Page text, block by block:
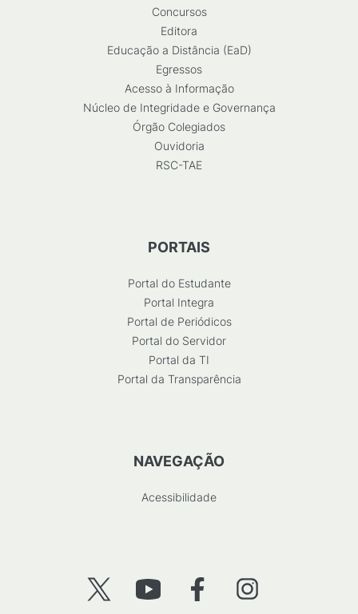
Concursos
Editora
Educação a Distância (EaD)
Egressos
Acesso à Informação
Núcleo de Integridade e Governança
Órgão Colegiados
Ouvidoria
RSC-TAE
PORTAIS
Portal do Estudante
Portal Integra
Portal de Periódicos
Portal do Servidor
Portal da TI
Portal da Transparência
NAVEGAÇÃO
Acessibilidade